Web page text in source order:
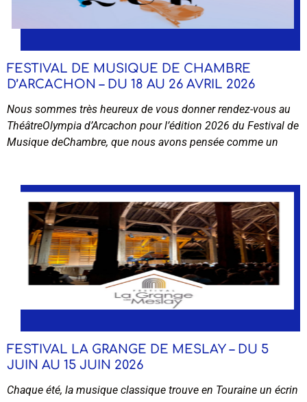
FESTIVAL DE MUSIQUE DE CHAMBRE
D’ARCACHON – DU 18 AU 26 AVRIL 2026
Nous sommes très heureux de vous donner rendez-vous au
ThéâtreOlympia d’Arcachon pour l’édition 2026 du Festival de
Musique deChambre, que nous avons pensée comme un
FESTIVAL LA GRANGE DE MESLAY – DU 5
JUIN AU 15 JUIN 2026
Chaque été, la musique classique trouve en Touraine un écrin